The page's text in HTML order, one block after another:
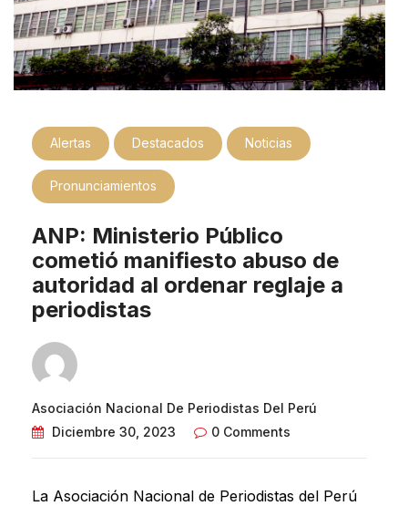
Alertas Destacados Noticias
Pronunciamientos
ANP: Ministerio Público
cometió manifiesto abuso de
autoridad al ordenar reglaje a
periodistas
Asociación Nacional De Periodistas Del Perú
Diciembre 30, 2023
0 Comments
La Asociación Nacional de Periodistas del Perú